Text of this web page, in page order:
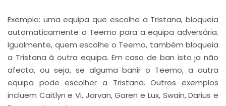
Exemplo: uma equipa que escolhe a Tristana, bloqueia
automaticamente o Teemo para a equipa adversária.
Igualmente, quem escolhe o Teemo, também bloqueia
a Tristana à outra equipa. Em caso de ban isto ja não
afecta, ou seja, se alguma banir o Teemo, a outra
equipa pode escolher a Tristana. Outros exemplos
incluem Caitlyn e Vi, Jarvan, Garen e Lux, Swain, Darius e